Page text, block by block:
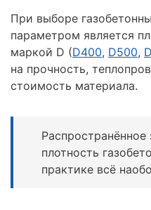
При выборе
параметром является
маркой D (D400, D500,
на прочность,
стоимость материала.
плотность
практике всё